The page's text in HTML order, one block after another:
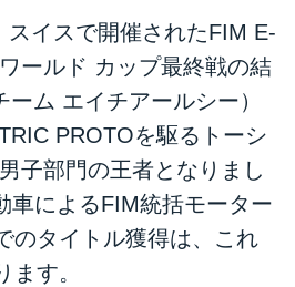
スイスで開催されたFIM E-
ールド カップ最終戦の結
ム エイチアールシー）
PROTOを駆るトーシ
子部門の王者となりまし
車によるFIM統括モーター
のタイトル獲得は、これ
ます。